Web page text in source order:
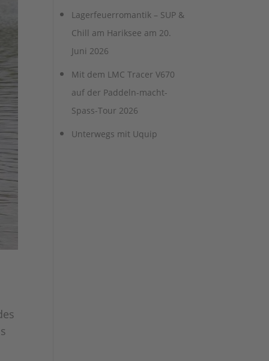
Lagerfeuerromantik – SUP &
Chill am Hariksee am 20.
Juni 2026
Mit dem LMC Tracer V670
auf der Paddeln-macht-
Spass-Tour 2026
Unterwegs mit Uquip